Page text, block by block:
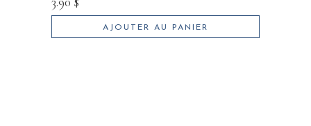
AJOUTER AU PANIER